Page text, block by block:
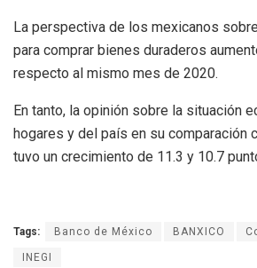
La perspectiva de los mexicanos
para comprar bienes duraderos
respecto al mismo mes de 2020.
En tanto, la opinión sobre la situación
hogares y del país en su comparación
tuvo un crecimiento de 11.3 y 10.7
Tags: Banco de México BANXICO
INEGI